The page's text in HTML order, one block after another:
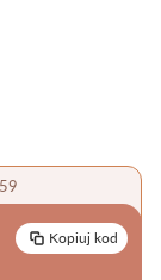
Kopiuj kod